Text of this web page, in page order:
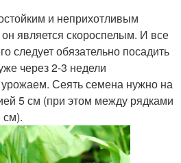
и неприхотливым
является скороспелым. И все
следует обязательно посадить
через 2-3 недели
Сеять семена нужно на
5 см (при этом между рядками
см).